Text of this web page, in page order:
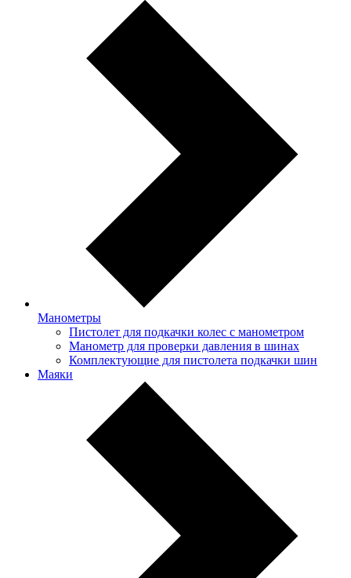
Манометры
Пистолет для подкачки колес с манометром
Манометр для проверки давления в шинах
Комплектующие для пистолета подкачки шин
Маяки